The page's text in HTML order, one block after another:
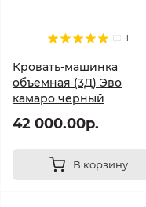
1
Кровать-машинка
объемная (3Д) Эво
камаро черный
42 000.00р.
В корзину